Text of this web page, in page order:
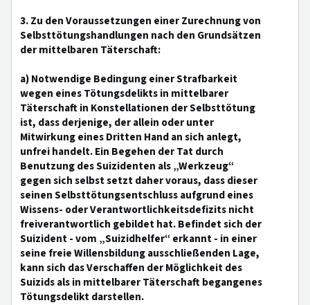
3. Zu den Voraussetzungen einer Zurechnung von
Selbsttötungshandlungen nach den Grundsätzen
der mittelbaren Täterschaft:
a) Notwendige Bedingung einer Strafbarkeit
wegen eines Tötungsdelikts in mittelbarer
Täterschaft in Konstellationen der Selbsttötung
ist, dass derjenige, der allein oder unter
Mitwirkung eines Dritten Hand an sich anlegt,
unfrei handelt. Ein Begehen der Tat durch
Benutzung des Suizidenten als „Werkzeug“
gegen sich selbst setzt daher voraus, dass dieser
seinen Selbsttötungsentschluss aufgrund eines
Wissens- oder Verantwortlichkeitsdefizits nicht
freiverantwortlich gebildet hat. Befindet sich der
Suizident - vom „Suizidhelfer“ erkannt - in einer
seine freie Willensbildung ausschließenden Lage,
kann sich das Verschaffen der Möglichkeit des
Suizids als in mittelbarer Täterschaft begangenes
Tötungsdelikt darstellen.